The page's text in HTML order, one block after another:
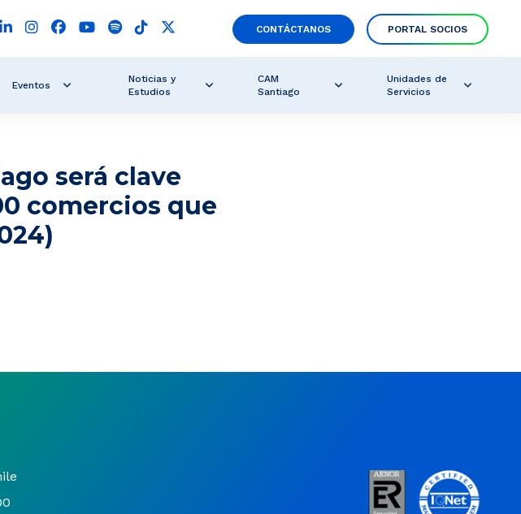
CONTÁCTANOS PORTAL SOCIOS
Eventos
Noticias y
Estudios
CAM
Santiago
Unidades de
Servicios
será clave
comercios que